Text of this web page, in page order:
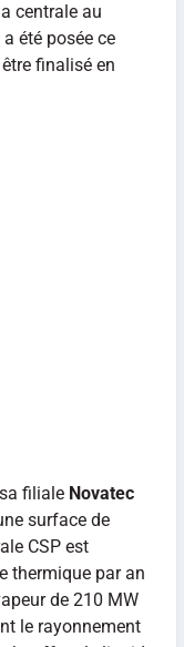
centrale au
été posée ce
finalisé en
filiale Novatec
surface de
CSP est
thermique par an
de 210 MW
le rayonnement